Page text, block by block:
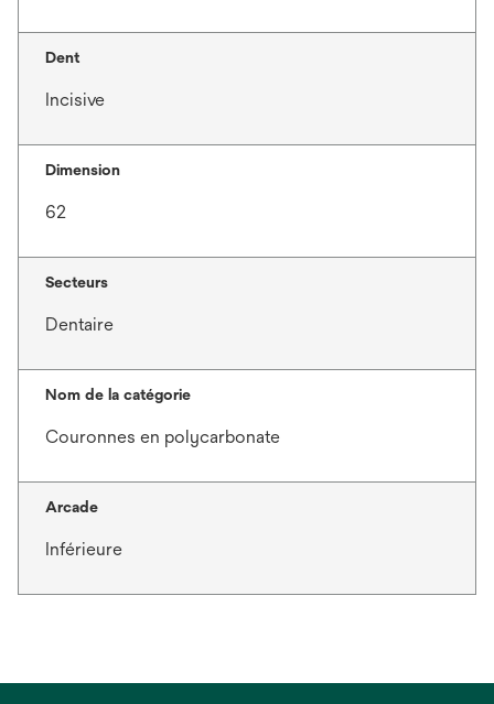
Dent
Incisive
Dimension
62
Secteurs
Dentaire
Nom de la catégorie
Couronnes en polycarbonate
Arcade
Inférieure